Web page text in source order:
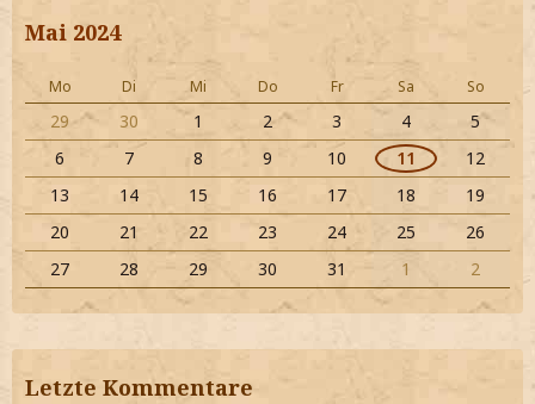
Mai 2024
Mo Di Mi Do Fr Sa So
29 30 1 2 3 4
5
6
7 8 9 10 11
12
13
14 15 16 17 18
19
20
21 22 23 24 25
26
27
28 29 30 31 1 2
Letzte Kommentare